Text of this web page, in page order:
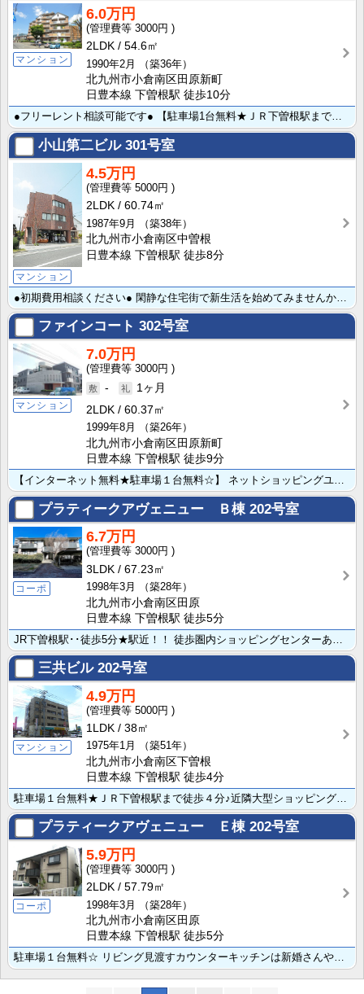
マンション
6.0万円
3000円
2LDK
54.6㎡
1990年2月
（築36年）
北九州市小倉南区田原新町
日豊本線 下曽根駅 徒歩10分
●フリーレント相談可能です● 【駐車場1台無料★ＪＲ下曽根駅まで徒歩１０分】 コンビニ・スーパーへも･･･
小山第二ビル301号室
マンション
4.5万円
5000円
2LDK
60.74㎡
1987年9月
（築38年）
北九州市小倉南区中曽根
日豊本線 下曽根駅 徒歩8分
ファインコート 302号室
マンション
7.0万円
3000円
-
1ヶ月
2LDK
60.37㎡
1999年8月
（築26年）
北九州市小倉南区田原新町
日豊本線 下曽根駅 徒歩9分
プラティークアヴェニュー Ｂ棟 202号室
コーポ
6.7万円
3000円
3LDK
67.23㎡
1998年3月
（築28年）
北九州市小倉南区田原
日豊本線 下曽根駅 徒歩5分
三共ビル202号室
マンション
4.9万円
5000円
1LDK
38㎡
1975年1月
（築51年）
北九州市小倉南区下曽根
日豊本線 下曽根駅 徒歩4分
駐車場１台無料★ＪＲ下曽根駅まで徒歩４分♪近隣大型ショッピングモールと便利な立地♪他にも飲食店や病院･･･
プラティークアヴェニュー Ｅ棟202号室
コーポ
5.9万円
3000円
2LDK
57.79㎡
1998年3月
（築28年）
北九州市小倉南区田原
日豊本線 下曽根駅 徒歩5分
駐車場１台無料☆ リビング見渡すカウンターキッチンは新婚さんや小さいお子さんのいるファミリーにも人気･･･